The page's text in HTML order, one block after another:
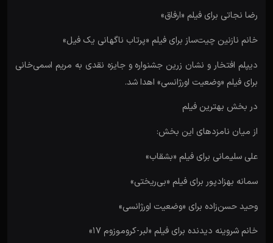
رضا نجاتی برای فیلم «ارفاق»
خانم نازنین چیت‌ساز برای فیلم «پرتاب ناگهانی یک فیل»
دیپلم افتخار و نشان زرین جشنواره و جایزه نقدی به مریم اسمی‌خانی
برای فیلم «وضعیت اورژانسی» اهدا شد.
در بخش بهترین فیلم
از میان نامزدهای این بخش:
علی سلیمانی برای فیلم «بشقاب»
سمانه بهزادپور برای فیلم «بی‌ریختی»
وحید حسن‌زاده برای «وضعیت اورژانسی»
خانم شروینه دیدنده برای فیلم «لبر-کروموزوم ۱۷»